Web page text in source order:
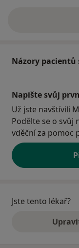
Názory pacientů
Napište svůj
Už jste navštívili
Podělte se o svůj
vděční za pomoc
Jste tento lékař?